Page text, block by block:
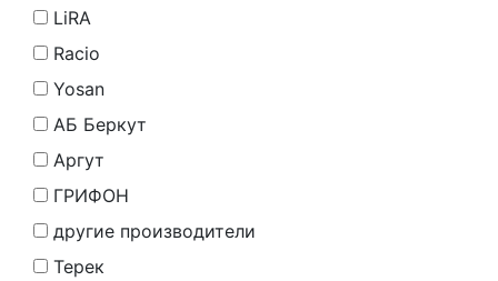
LiRA
Racio
Yosan
АБ Беркут
Аргут
ГРИФОН
другие производители
Терек